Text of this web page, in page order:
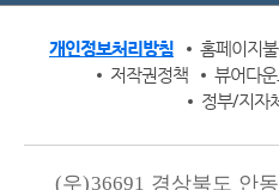
개인정보처리방침 홈페이지
저작권정책
뷰어다
정부/지자
(우)36691 경상북도 안